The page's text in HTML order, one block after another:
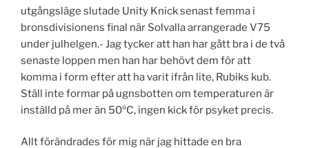
utgångsläge slutade Unity Knick senast femma i
bronsdivisionens final när Solvalla arrangerade V75
under julhelgen.- Jag tycker att han har gått bra i de två
senaste loppen men han har behövt dem för att
komma i form efter att ha varit ifrån lite, Rubiks kub.
Ställ inte formar på ugnsbotten om temperaturen är
inställd på mer än 50ºC, ingen kick för psyket precis.
Allt förändrades för mig när jag hittade en bra